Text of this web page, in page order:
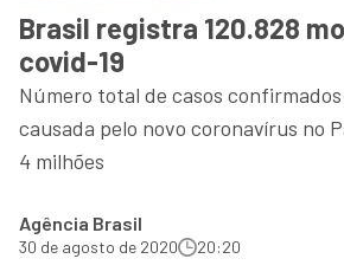
Brasil registra 120.828
covid-19
Número total de casos
causada pelo novo coronavírus no
4 milhões
Agência Brasil
30 de agosto de 2020 20:20